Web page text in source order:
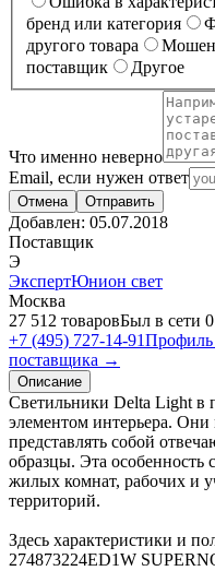
бренд или категория
другого товара
поставщик
Другое
Что именно неверно
Email, если нужен ответ
Отмена Отправить
Добавлен: 05.07.2018
Поставщик
Э
ЭкспертЮнион свет
Москва
27 512 товаровБыл в сети
+7 (495) 727-14-91
поставщика →
Описание
Светильники Delta Light
элементом интерьера.
представлять собой
образцы. Эта особенность
жилых комнат, рабочих и
территорий.
Здесь характеристики и
274873224ED1W